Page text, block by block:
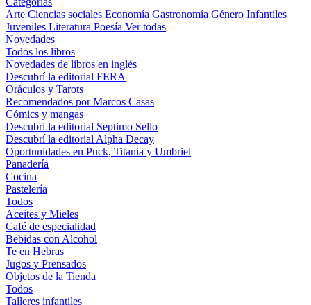
Arte Ciencias sociales Economía Gastronomía Género Infantiles
Juveniles Literatura Poesía Ver todas
Novedades
Todos los libros
Novedades de libros en inglés
Descubrí la editorial FERA
Oráculos y Tarots
Recomendados por Marcos Casas
Cómics y mangas
Descubri la editorial Septimo Sello
Descubrí la editorial Alpha Decay
Oportunidades en Puck, Titania y Umbriel
Panadería
Cocina
Pastelería
Todos
Aceites y Mieles
Café de especialidad
Bebidas con Alcohol
Te en Hebras
Jugos y Prensados
Objetos de la Tienda
Todos
Talleres infantiles